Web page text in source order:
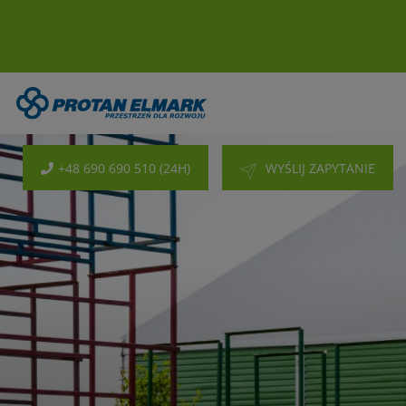
+48 690 690 510 (24H) WYŚLIJ ZAPYTANIE